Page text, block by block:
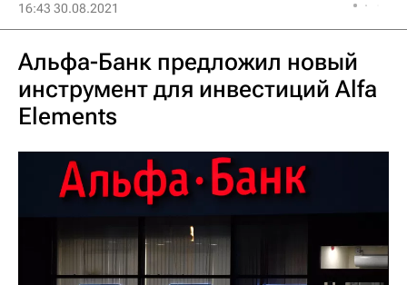
16:43 30.08.2021
Альфа-Банк предложил новый
инструмент для инвестиций Alfa
Elements